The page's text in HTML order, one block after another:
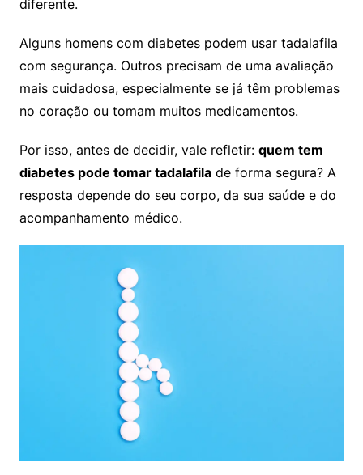
diferente.
Alguns homens com diabetes podem usar tadalafila
com segurança. Outros precisam de uma avaliação
mais cuidadosa, especialmente se já têm problemas
no coração ou tomam muitos medicamentos.
Por isso, antes de decidir, vale refletir: quem tem
diabetes pode tomar tadalafilade forma segura? A
resposta depende do seu corpo, da sua saúde e do
acompanhamento médico.